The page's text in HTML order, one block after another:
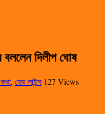
দিলীপ ঘোষ
, হেড লাইন্স 127 Views